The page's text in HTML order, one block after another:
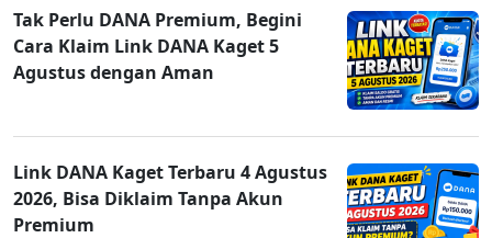
Tak Perlu DANA Premium, Begini
Cara Klaim Link DANA Kaget 5
Agustus dengan Aman
Link DANA Kaget Terbaru 4 Agustus
2026, Bisa Diklaim Tanpa Akun
Premium